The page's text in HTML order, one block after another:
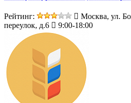
Рейтинг:
Москва, ул.
переулок, д.6
9:00-18:00